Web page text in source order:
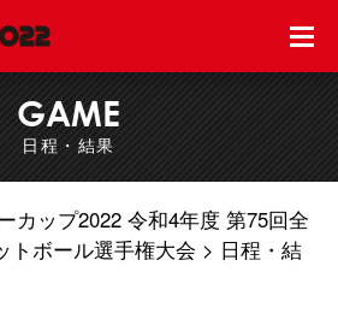
GAME
日程・結果
カップ2022 令和4年度 第75回全
トボール選手権大会
日程・結